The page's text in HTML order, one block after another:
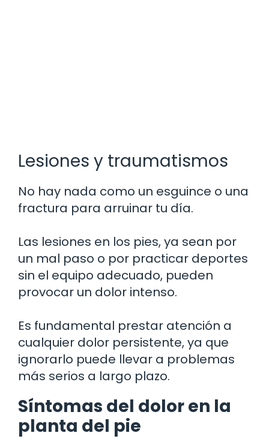
Lesiones y traumatismos
No hay nada como un esguince o una
fractura para arruinar tu día.
Las lesiones en los pies, ya sean por
un mal paso o por practicar deportes
sin el equipo adecuado, pueden
provocar un dolor intenso.
Es fundamental prestar atención a
cualquier dolor persistente, ya que
ignorarlo puede llevar a problemas
más serios a largo plazo.
Síntomas del dolor en la
planta del pie